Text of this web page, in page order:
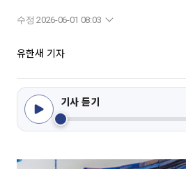
수정 2026-06-01 08:03
유한새 기자
기사 듣기